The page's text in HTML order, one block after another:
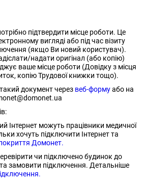
підтвердити місце роботи. Це
вигляді або під час візиту
(якщо Ви новий користувач).
надати оригінал (або копію)
ваше місце роботи (Довідку з місця
копію Трудової книжки тощо).
документ через веб-формуабо на
Інтернет можуть працівники медичної
хочуть підключити Інтернет та
Домонет.
чи підключено будинок до
замовити підключення. Детальніше